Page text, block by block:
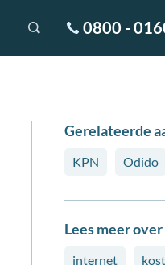
0800 -
Gerelateerde
KPN Odido
Lees meer over
internet